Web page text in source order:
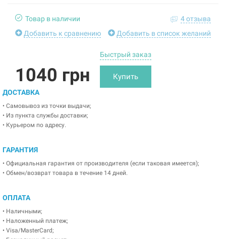
Товар в наличии
4 отзыва
Добавить к сравнению
Добавить в список желаний
1040 грн Купить
Быстрый заказ
ДОСТАВКА
• Самовывоз из точки выдачи;
• Из пункта службы доставки;
• Курьером по адресу.
ГАРАНТИЯ
• Официальная гарантия от производителя (если таковая имеется);
• Обмен/возврат товара в течение 14 дней.
ОПЛАТА
• Наличными;
• Наложенный платеж;
• Visa/MasterCard;